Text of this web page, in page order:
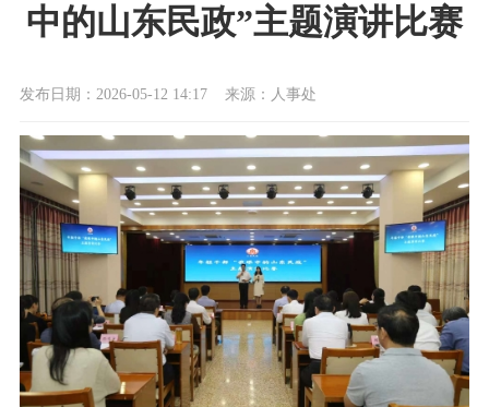
中的山东民政”主题演讲比赛
发布日期：2026-05-12 14:17 来源：人事处